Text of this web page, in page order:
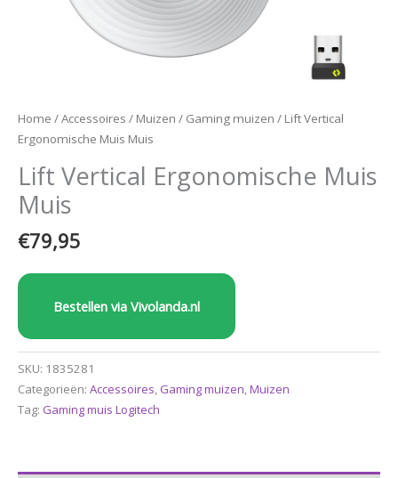
Home /Accessoires / Muizen / Gaming muizen / Lift Vertical
Ergonomische Muis Muis
Lift Vertical Ergonomische Muis
Muis
€79,95
Bestellen via Vivolanda.nl
SKU: 1835281
Categorieën: Accessoires, Gaming muizen,Muizen
Tag: Gaming muis Logitech